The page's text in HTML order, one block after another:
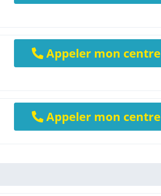
Appeler mon centre
Appeler mon centre